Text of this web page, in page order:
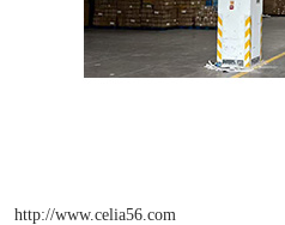
http://www.celia56.com